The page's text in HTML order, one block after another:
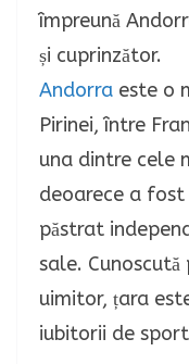
împreună
și cuprinzător.
Andorra este o
Pirinei, între
una dintre cele
deoarece a fost
păstrat
sale.
uimitor, țara
iubitorii de